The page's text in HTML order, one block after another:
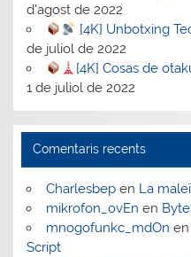
d'agost de 2022
[4K] Unbotxing
de juliol de 2022
[4K] Cosas de
1 de juliol de 2022
Comentaris recents
Charlesbepen La
mikrofon_ovEn en
mnogofunkc_mdOn en
Script